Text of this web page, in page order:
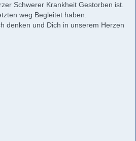
Schwerer Krankheit Gestorben ist.
weg Begleitet haben.
denken und Dich in unserem Herzen